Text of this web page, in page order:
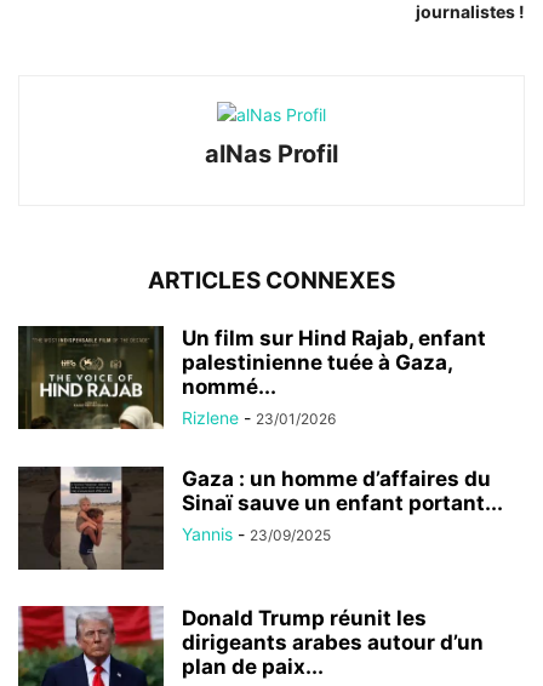
journalistes !
alNas Profil
ARTICLES CONNEXES
Un film sur Hind Rajab, enfant
palestinienne tuée à Gaza,
nommé...
Rizlene - 23/01/2026
Gaza : un homme d’affaires du
Sinaï sauve un enfant portant...
Yannis - 23/09/2025
Donald Trump réunit les
dirigeants arabes autour d’un
plan de paix...